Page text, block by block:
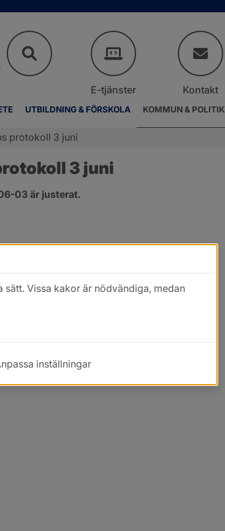
UTBILDNING & FÖRSKOLA KOMMUN & POLITIK
E-tjänster Kontakt
protokoll 3 juni
3 juni
03 är justerat.
i nytt fönster.
Vissa kakor är nödvändiga, medan
inställningar